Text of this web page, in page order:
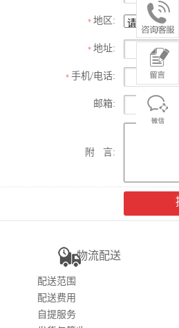
* 地区:
* 地址:
* 手机/电话:
邮箱:
附 言:
物流配送
配送范围
配送费用
自提服务